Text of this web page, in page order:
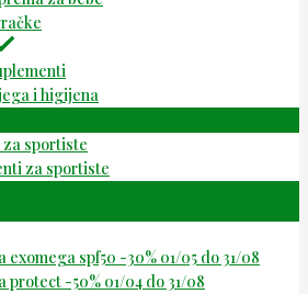
i higijena
za sportiste
za sportiste
exomega spf50 -30% 01/05 do 31/08
protect -50% 01/04 do 31/08